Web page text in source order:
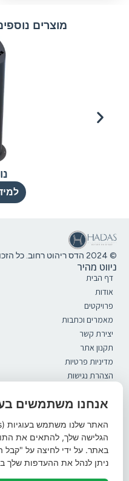
מוצרים
© 2024 הדס ריהוט רחוב. כל הזכויות שמורות.
ניווט מהיר
דף הבית
אודות
פרויקטים
מאמרים וכתבות
יצירת קשר
תקנון אתר
מדיניות פרטיות
הצהרת נגישות
אשפתונים
פתרונות הצללה
ברזיות
עמודי חסימה
אנחנו משתמשים
הגלישה שלך, להתאים את
באתר. על ידי לחיצה על "קבל
ניתן לנהל את ההעדפות שלך